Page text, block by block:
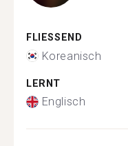
FLIESSEND
Koreanisch
LERNT
Englisch